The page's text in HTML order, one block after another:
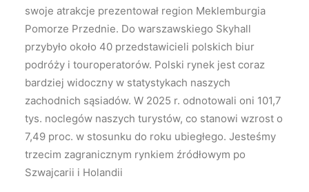
swoje atrakcje prezentował region Meklemburgia
Pomorze Przednie. Do warszawskiego Skyhall
przybyło około 40 przedstawicieli polskich biur
podróży i touroperatorów. Polski rynek jest coraz
bardziej widoczny w statystykach naszych
zachodnich sąsiadów. W 2025 r. odnotowali oni 101,7
tys. noclegów naszych turystów, co stanowi wzrost o
7,49 proc. w stosunku do roku ubiegłego. Jesteśmy
trzecim zagranicznym rynkiem źródłowym po
Szwajcarii i Holandii